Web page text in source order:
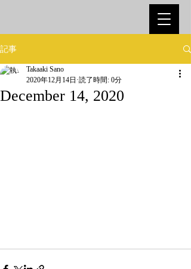
記事
December 14, 2020
Takaaki Sano
2020年12月14日 読了時間: 0分